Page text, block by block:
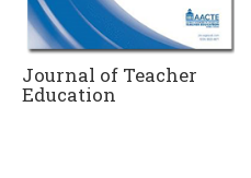
Journal of Teacher
Education